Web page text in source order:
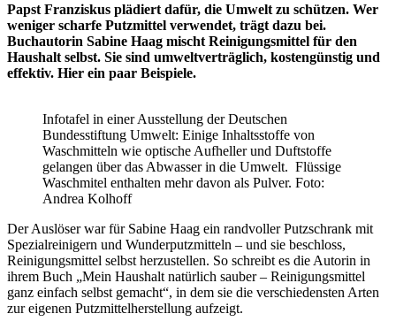
Papst Franziskus plädiert dafür, die Umwelt zu schützen. Wer
weniger scharfe Putzmittel verwendet, trägt dazu bei.
Buchautorin Sabine Haag mischt Reinigungsmittel für den
Haushalt selbst. Sie sind umweltverträglich, kostengünstig und
effektiv. Hier ein paar Beispiele.
Infotafel in einer Ausstellung der Deutschen
Bundesstiftung Umwelt: Einige Inhaltsstoffe von
Waschmitteln wie optische Aufheller und Duftstoffe
gelangen über das Abwasser in die Umwelt. Flüssige
Waschmitel enthalten mehr davon als Pulver. Foto:
Andrea Kolhoff
Der Auslöser war für Sabine Haag ein randvoller Putzschrank mit
Spezialreinigern und Wunderputzmitteln – und sie beschloss,
Reinigungsmittel selbst herzustellen. So schreibt es die Autorin in
ihrem Buch „Mein Haushalt natürlich sauber – Reinigungsmittel
ganz einfach selbst gemacht“, in dem sie die verschiedensten Arten
zur eigenen Putzmittelherstellung aufzeigt.